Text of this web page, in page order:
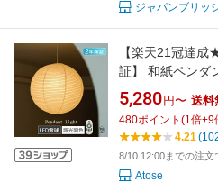
ジャパンブリッ
【楽天21冠達
証】 和紙ペンダ
北欧 1灯 ダイニ
り下げ ダクトレ
ン 間接照明 天
電気 和モダン紙
5,280 円〜 送料
480ポイント (1倍+9
4.21
8/10 12:00までの注文
Atose